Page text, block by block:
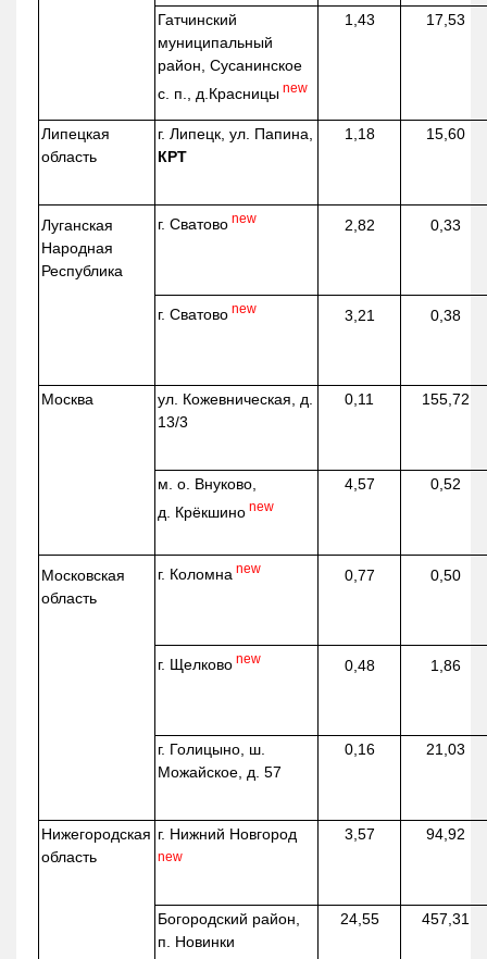
Гатчинский
муниципальный
район, Сусанинское
с. п.,д.Красницы new
1,43 17,53
Липецкая
область
г. Липецк, ул. Папина,
КРТ
1,18 15,60
Луганская
Народная
Республика
г. Сватово new 2,82 0,33
г. Сватово new 3,21 0,38
Москва ул. Кожевническая , д.
13/3
0,11 155,72
м. о. Внуково,
д. Крёкшино new
4,57 0,52
Московская
область
г. Коломна new 0,77 0,50
г. Щелково new 0,48 1,86
г. Голицыно, ш.
Можайское, д. 57
0,16 21,03
Нижегородская
область
г. Нижний Новгород
new
3,57 94,92
Богородский район,
п. Новинки
24,55 457,31